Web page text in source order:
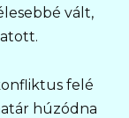
vált,
felé
húzódna